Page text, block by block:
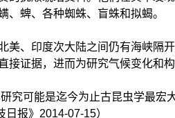
蜱、各种蜘蛛、盲蛛和拟蝎。
、印度次大陆之间仍有海峡隔
据，进而为研究气候变化和构
可能是迄今为止古昆虫学最宏
报》2014-07-15）